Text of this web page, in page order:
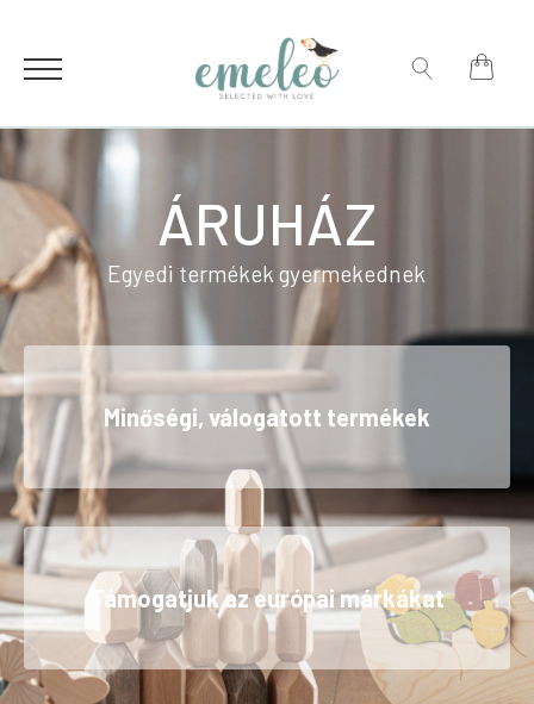
ÁRUHÁZ
Egyedi termékek gyermekednek
Minőségi, válogatott termékek
Támogatjuk az európai márkákat